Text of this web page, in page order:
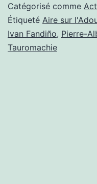
Catégorisé comme
Étiqueté Aire sur
Ivan Fandiño, Pierre-
Tauromachie